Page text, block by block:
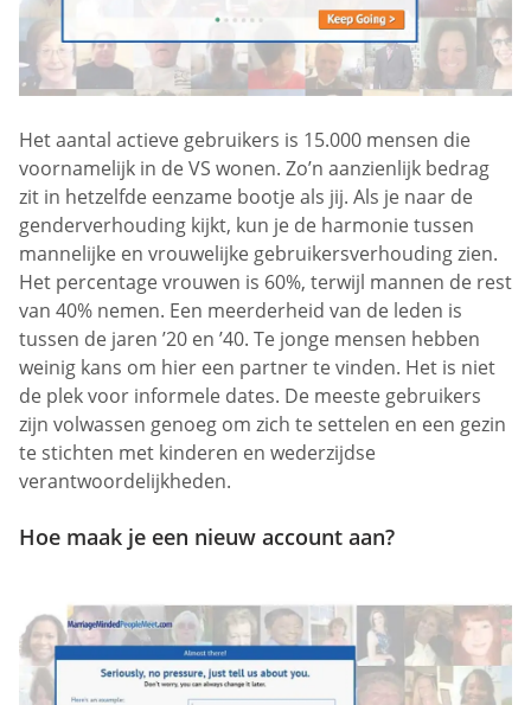
Het aantal actieve gebruikers is 15.000 mensen die
voornamelijk in de VS wonen. Zo’n aanzienlijk bedrag
zit in hetzelfde eenzame bootje als jij. Als je naar de
genderverhouding kijkt, kun je de harmonie tussen
mannelijke en vrouwelijke gebruikersverhouding zien.
Het percentage vrouwen is 60%, terwijl mannen de rest
van 40% nemen. Een meerderheid van de leden is
tussen de jaren ’20 en ’40. Te jonge mensen hebben
weinig kans om hier een partner te vinden. Het is niet
de plek voor informele dates. De meeste gebruikers
zijn volwassen genoeg om zich te settelen en een gezin
te stichten met kinderen en wederzijdse
verantwoordelijkheden.
Hoe maak je een nieuw account aan?